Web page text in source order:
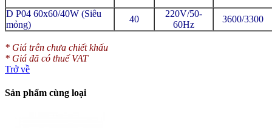
D P04 60x60/40W (Siêu
mỏng)
40
220V/50-
60Hz
3600/3300
* Giá trên chưa chiết khấu
* Giá đã có thuế VAT
Trở về
Sản phẩm cùng loại